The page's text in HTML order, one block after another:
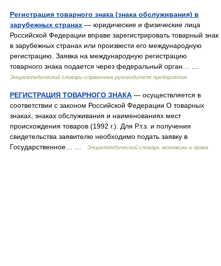
Регистрация товарного знака (знака обслуживания) в
зарубежных странах — юридические и физические лица
Российской Федерации вправе зарегистрировать товарный знак
в зарубежных странах или произвести его международную
регистрацию. Заявка на международную регистрацию
товарного знака подается через федеральный орган… …
Энциклопедический словарь-справочник руководителя предприятия
РЕГИСТРАЦИЯ ТОВАРНОГО ЗНАКА — осуществляется в
соответствии с законом Российской Федерации О товарных
знаках, знаках обслуживания и наименованиях мест
происхождения товаров (1992 г.). Для Р.т.з. и получения
свидетельства заявителю необходимо подать заявку в
Государственное… …
Энциклопедический словарь экономики и права